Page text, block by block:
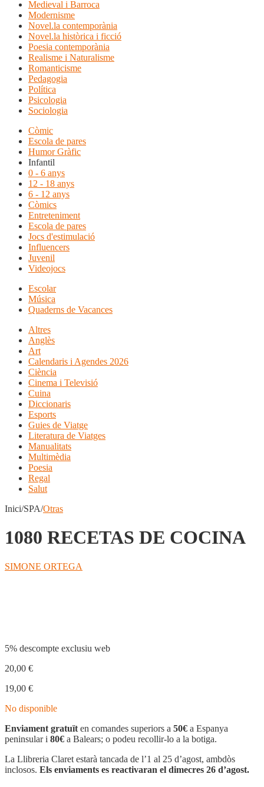
Medieval i Barroca
Modernisme
Novel.la contemporània
Novel.la històrica i ficció
Poesia contemporània
Realisme i Naturalisme
Romanticisme
Pedagogia
Política
Psicologia
Sociologia
Còmic
Escola de pares
Humor Gràfic
Infantil
0 - 6 anys
12 - 18 anys
6 - 12 anys
Còmics
Entreteniment
Escola de pares
Jocs d'estimulació
Influencers
Juvenil
Videojocs
Escolar
Música
Quaderns de Vacances
Altres
Anglès
Art
Calendaris i Agendes 2026
Ciència
Cinema i Televisió
Cuina
Diccionaris
Esports
Guies de Viatge
Literatura de Viatges
Manualitats
Multimèdia
Poesia
Regal
Salut
Inici/SPA/Otras
1080 RECETAS DE COCINA
SIMONE ORTEGA
5% descompte exclusiu web
20,00 €
19,00 €
No disponible
Enviament gratuït en comandes superiors a 50€ a Espanya
peninsular i 80€ a Balears; o podeu recollir-lo a la botiga.
La Llibreria Claret estarà tancada de l’1 al 25 d’agost, ambdòs
inclosos. Els enviaments es reactivaran el dimecres 26 d’agost.